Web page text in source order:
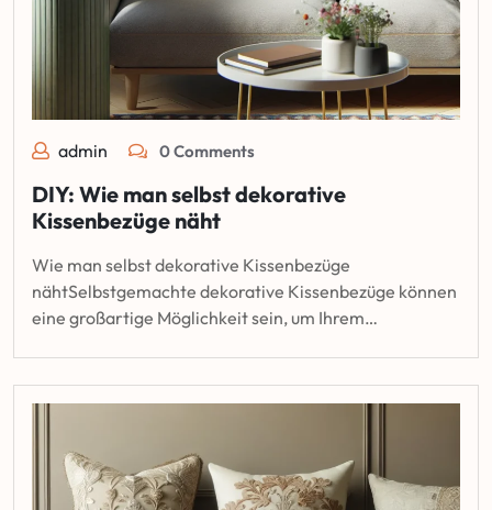
admin 0 Comments
DIY: Wie man selbst dekorative
Kissenbezüge näht
Wie man selbst dekorative Kissenbezüge
nähtSelbstgemachte dekorative Kissenbezüge können
eine großartige Möglichkeit sein, um Ihrem…